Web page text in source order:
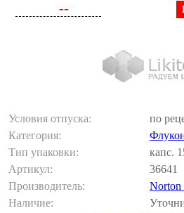
--
Условия отпуска: по
Категория:
Тип упаковки:
капс.
Артикул:
36641
Производитель:
Norton
Наличие: